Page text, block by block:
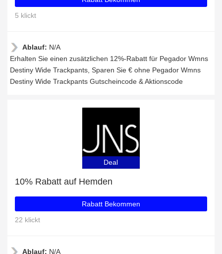
5 klickt
Ablauf: N/A
Erhalten Sie einen zusätzlichen 12%-Rabatt für Pegador Wmns
Destiny Wide Trackpants, Sparen Sie € ohne Pegador Wmns
Destiny Wide Trackpants Gutscheincode & Aktionscode
Deal
10% Rabatt auf Hemden
Rabatt Bekommen
22 klickt
Ablauf: N/A